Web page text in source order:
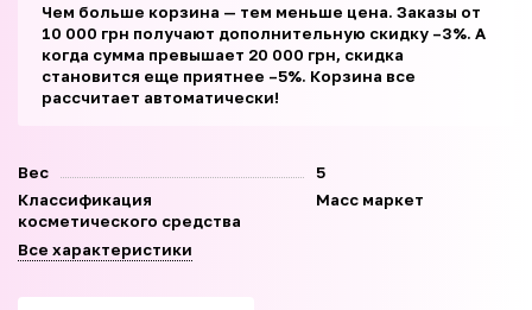
Чем больше корзина — тем меньше цена. Заказы от
10 000 грн получают дополнительную скидку –3%. А
когда сумма превышает 20 000 грн, скидка
становится еще приятнее –5%. Корзина все
рассчитает автоматически!
Вес
5
Классификация
косметического средства
Масс маркет
Все характеристики